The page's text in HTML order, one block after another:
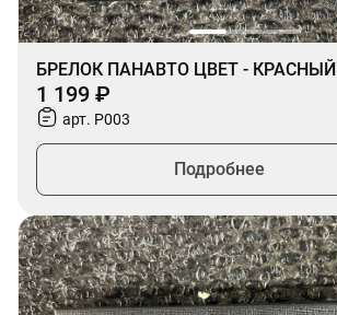
БРЕЛОК ПАНАВТО ЦВЕТ - КРАСНЫЙ
1 199 ₽
арт. P003
Подробнее